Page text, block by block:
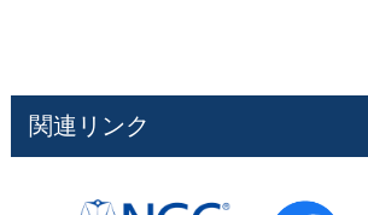
関連リンク